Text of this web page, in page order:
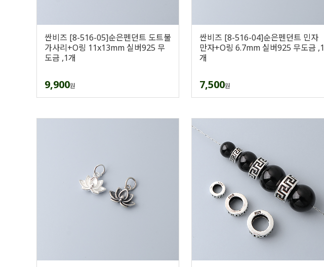
싼비즈 [8-516-05]순은펜던트 도트불
가사리+O링 11x13mm 실버925 무
도금 ,1개
9,900원
싼비즈 [8-516-04]순은펜던트 민자
만자+O링 6.7mm 실버925 무도금 ,1
개
7,500원